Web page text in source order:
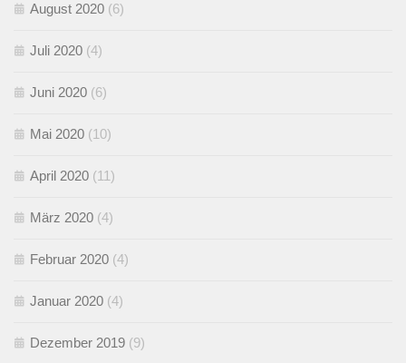
August 2020 (6)
Juli 2020 (4)
Juni 2020 (6)
Mai 2020 (10)
April 2020 (11)
März 2020 (4)
Februar 2020 (4)
Januar 2020 (4)
Dezember 2019 (9)